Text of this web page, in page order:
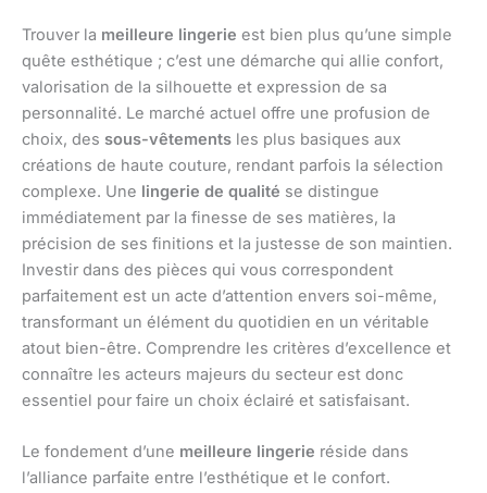
Trouver la meilleure lingerie est bien plus qu’une simple
quête esthétique ; c’est une démarche qui allie confort,
valorisation de la silhouette et expression de sa
personnalité. Le marché actuel offre une profusion de
choix, des sous-vêtements les plus basiques aux
créations de haute couture, rendant parfois la sélection
complexe. Une lingerie de qualité se distingue
immédiatement par la finesse de ses matières, la
précision de ses finitions et la justesse de son maintien.
Investir dans des pièces qui vous correspondent
parfaitement est un acte d’attention envers soi-même,
transformant un élément du quotidien en un véritable
atout bien-être. Comprendre les critères d’excellence et
connaître les acteurs majeurs du secteur est donc
essentiel pour faire un choix éclairé et satisfaisant.
Le fondement d’une meilleure lingerie réside dans
l’alliance parfaite entre l’esthétique et le confort.